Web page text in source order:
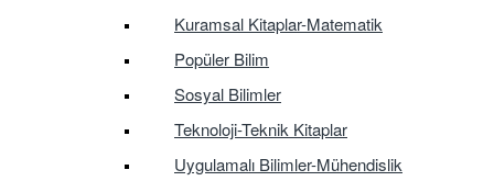
Kuramsal Kitaplar-Matematik
Popüler Bilim
Sosyal Bilimler
Teknoloji-Teknik Kitaplar
Uygulamalı Bilimler-Mühendislik